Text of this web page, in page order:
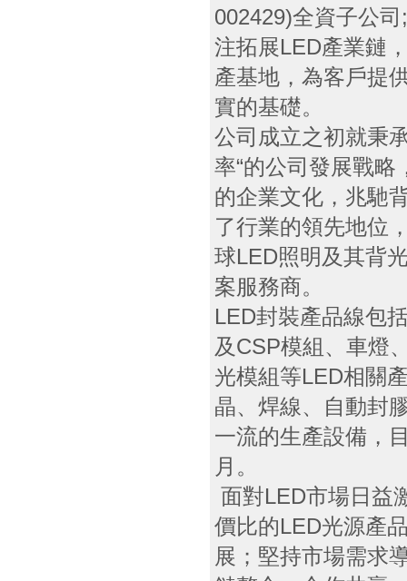
002429)全資子公
注拓展LED產業鏈
產基地，為客戶提
實的基礎。
公司成立之初就秉
率“的公司發展戰
的企業文化，兆馳
了行業的領先地位
球LED照明及其背
案服務商。
LED封裝產品線包
及CSP模組、車燈
光模組等LED相關
晶、焊線、自動封
一流的生產設備，
月。
面對LED市場日益
價比的LED光源產
展；堅持市場需求